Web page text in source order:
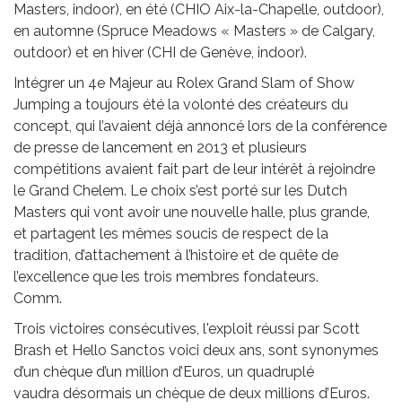
Masters, indoor), en été (CHIO Aix-la-Chapelle, outdoor),
en automne (Spruce Meadows « Masters » de Calgary,
outdoor) et en hiver (CHI de Genève, indoor).
Intégrer un 4e Majeur au Rolex Grand Slam of Show
Jumping a toujours été la volonté des créateurs du
concept, qui l’avaient déjà annoncé lors de la conférence
de presse de lancement en 2013 et plusieurs
compétitions avaient fait part de leur intérêt à rejoindre
le Grand Chelem. Le choix s’est porté sur les Dutch
Masters qui vont avoir une nouvelle halle, plus grande,
et partagent les mêmes soucis de respect de la
tradition, d’attachement à l’histoire et de quête de
l’excellence que les trois membres fondateurs.
Comm.
Trois victoires consécutives, l'exploit réussi par Scott
Brash et Hello Sanctos voici deux ans, sont synonymes
d’un chèque d’un million d’Euros, un quadruplé
vaudra désormais un chèque de deux millions d’Euros.